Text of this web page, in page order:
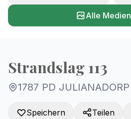
+22
Alle Medien
Strandslag 113
1787 PD JULIANADORP
Speichern Teilen